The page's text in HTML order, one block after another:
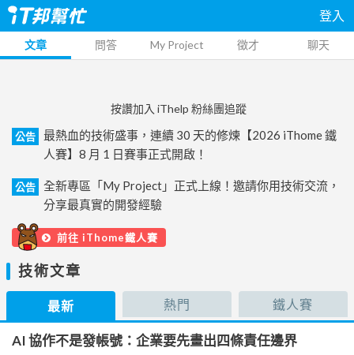
登入
文章 問答 My Project 徵才 聊天
按讚加入 iThelp 粉絲團追蹤
公告
最熱血的技術盛事，連續 30 天的修煉【2026 iThome 鐵
人賽】8 月 1 日賽事正式開啟！
公告
全新專區「My Project」正式上線！邀請你用技術交流，
分享最真實的開發經驗
前往 iThome鐵人賽
技術文章
最新 熱門 鐵人賽
AI 協作不是發帳號：企業要先畫出四條責任邊界